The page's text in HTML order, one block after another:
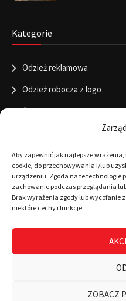
Aby zapewnić jak najlepsze
cookie, do przechowywania i/lub
urządzeniu. Zgoda na te technologie
zachowanie podczas przeglądania
Brak wyrażenia zgody lub wycofanie
niektóre cechy i funkcje.
ZOBACZ
Kategorie
Odzież reklamowa
Odzież robocza z logo
Święta
Informacje
RODO
Polityka cookies
Regulamin
Warunki płatności